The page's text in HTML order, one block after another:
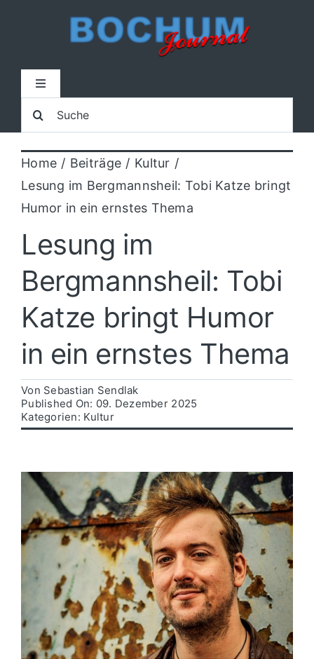
Toggle
Home
Lokal
Blaulicht
Sport
Kultur
Politik
Wirtschaft
Suche
nach:
Home Beiträge
Kultur
Lesung im Bergmannsheil: Tobi Katze bringt
Humor in ein ernstes Thema
Lesung im
Bergmannsheil: Tobi
Katze bringt Humor
in ein ernstes Thema
Von Sebastian Sendlak
Published On: 09. Dezember 2025
Kategorien: Kultur